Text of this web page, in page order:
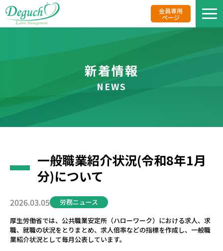
会員専用
ページ
リク
Q&A
新着情報
NEWS
一般職業紹介状況(令和8年1月
分)について
2026.03.05
労務ニュース
厚生労働省では、公共職業安定所（ハローワーク）における求人、求
職、就職の状況をとりまとめ、求人倍率などの指標を作成し、一般職
業紹介状況として毎月公表しています。